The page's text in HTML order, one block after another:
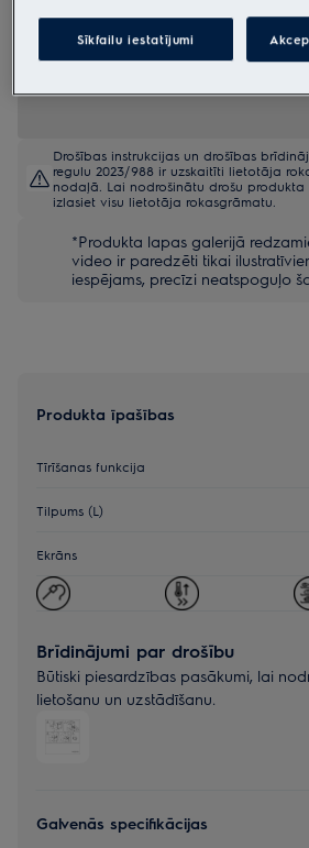
rezultātam varētu uzticēties.
Mūsu LCD displejs ļauj jums pārvaldīt
Drošības instrukcijas un drošības
regulu 2023/988 ir uzskaitīti lietotāja
nodaļā. Lai nodrošinātu drošu produkta
izlasiet visu lietotāja rokasgrāmatu.
*Produkta lapas galerijā
video ir paredzēti tikai
iespējams, precīzi neatspoguļo
Produkta īpašības
Tīrīšanas funkcija
Tilpums (L)
Ekrāns
Brīdinājumi par drošību
Būtiski piesardzības pasākumi, lai
lietošanu un uzstādīšanu.
Galvenās specifikācijas
Sīkfailu iestatījumi